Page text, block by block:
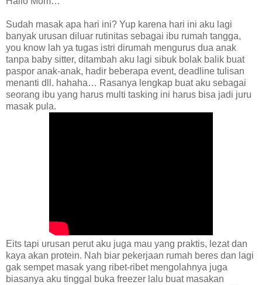
Sudah masak apa hari ini? Yup karena hari ini aku lagi
banyak urusan diluar rutinitas sebagai ibu rumah tangga,
you know lah ya tugas istri dirumah mengurus dua anak
tanpa baby sitter, ditambah aku lagi sibuk bolak balik buat
paspor anak-anak, hadir beberapa event, deadline tulisan
menanti dll. hahaha… Rasanya lengkap buat aku sebagai
seorang ibu yang harus multi tasking ini harus bisa jadi juru
masak pula.
Eits tapi urusan perut aku juga mau yang praktis, lezat dan
kaya akan protein. Nah biar pekerjaan rumah beres dan lagi
gak sempet masak yang ribet-ribet mengolahnya juga
biasanya aku tinggal buka freezer lalu buat masakan